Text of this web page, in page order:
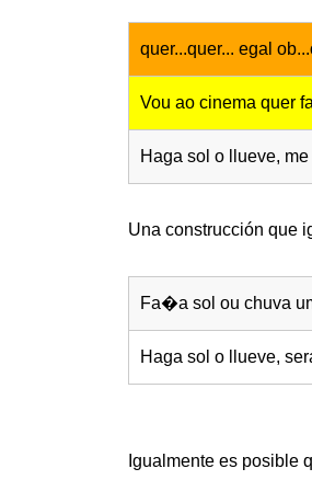
quer...quer... egal
Vou ao cinema quer
Haga sol o llueve,
Una construcción que
Fa�a sol ou chuva
Haga sol o llueve,
Igualmente es posible